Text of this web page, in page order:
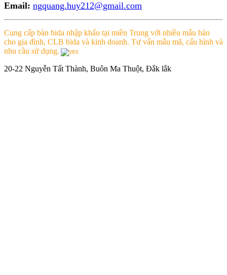
Email: ngquang.huy212@gmail.com
Cung cấp bàn bida nhập khẩu tại miền Trung với nhiều mẫu bàn
cho gia đình, CLB bida và kinh doanh. Tư vấn mẫu mã, cấu hình và
nhu cầu sử dụng.
20-22 Nguyễn Tất Thành, Buôn Ma Thuột, Đắk lắk